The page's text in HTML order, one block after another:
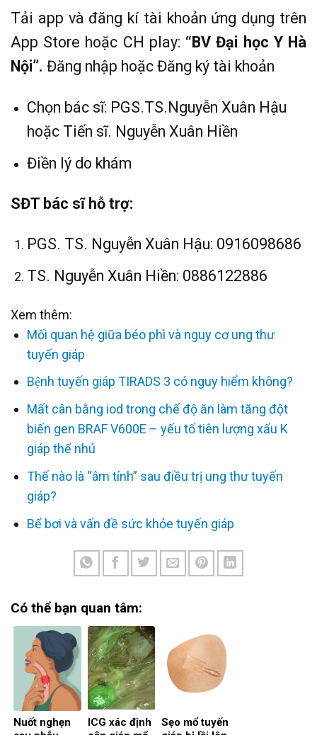
Tải app và đăng kí tài khoản ứng dụng trên
App Store hoặc CH play: “BV Đại học Y Hà
Nội”. Đăng nhập hoặc Đăng ký tài khoản
Chọn bác sĩ: PGS.TS.Nguyễn Xuân Hậu
hoặc Tiến sĩ. Nguyễn Xuân Hiền
Điền lý do khám
SĐT bác sĩ hỗ trợ:
PGS. TS. Nguyễn Xuân Hậu: 0916098686
TS. Nguyễn Xuân Hiền: 0886122886
Xem thêm:
Mối quan hệ giữa béo phì và nguy cơ ung thư
tuyến giáp
Bệnh tuyến giáp TIRADS 3 có nguy hiểm không?
Mất cân bằng iod trong chế độ ăn làm tăng đột
biến gen BRAF V600E – yếu tố tiên lượng xấu K
giáp thể nhú
Thế nào là “âm tính” sau điều trị ung thư tuyến
giáp?
Bể bơi và vấn đề sức khỏe tuyến giáp
Có thể bạn quan tâm:
Nuốt nghẹn
ICG xác định
Sẹo mổ tuyến